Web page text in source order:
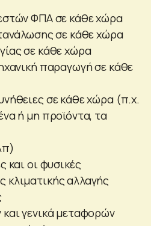
ΦΠΑ σε κάθε χώρα
σε κάθε χώρα
σε κάθε χώρα
παραγωγή σε κάθε
σε κάθε χώρα (π.χ.
ή μη προϊόντα, τα
και οι φυσικές
κλιματικής αλλαγής
γενικά μεταφορών